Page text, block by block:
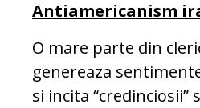
Antiamericanism
O mare parte din
genereaza
si incita “credinciosii”